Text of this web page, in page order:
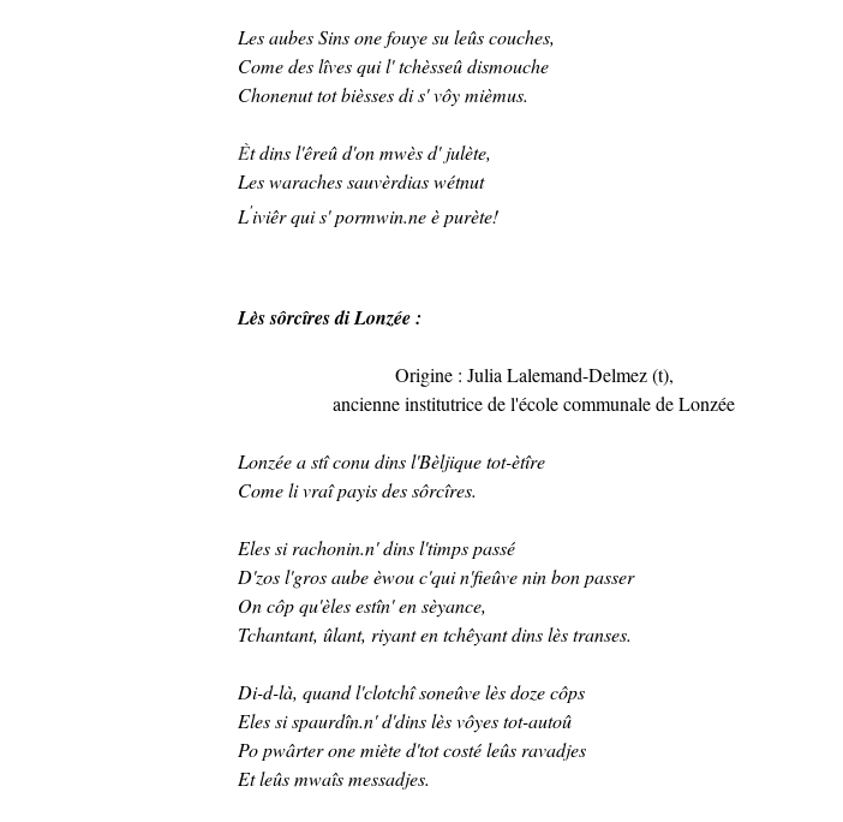
Les aubes Sins one fouye su leûs couches,
Come des lîves qui l' tchèsseû dismouche
Chonenut tot bièsses di s' vôy mièmus.
Èt dins l'êreû d'on mwès d' julète,
Les waraches sauvèrdias wétnut
L'iviêr qui s' pormwin.ne è purète!
Lès sôrcîres di Lonzée :
Origine : Julia Lalemand-Delmez (t),
ancienne institutrice de l'école communale de Lonzée
Lonzée a stî conu dins l'Bèljique tot-ètîre
Come li vraî payis des sôrcîres.
Eles si rachonin.n' dins l'timps passé
D'zos l'gros aube èwou c'qui n'fieûve nin bon passer
On côp qu'èles estîn' en sèyance,
Tchantant, ûlant, riyant en tchêyant dins lès transes.
Di-d-là, quand l'clotchî soneûve lès doze côps
Eles si spaurdîn.n' d'dins lès vôyes tot-autoû
Po pwârter one miète d'tot costé leûs ravadjes
Et leûs mwaîs messadjes.